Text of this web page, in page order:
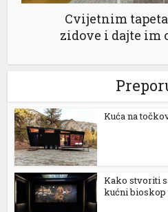
Cvijetnim
zidove i dajte im
Kuća na
Kako stvoriti
kućni bioskop